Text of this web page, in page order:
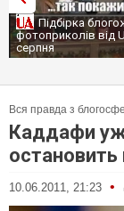
Експослу в США
обрали запобіжний
Вся правда з
Каддафи
остановить
10.06.2011, 21:23 •